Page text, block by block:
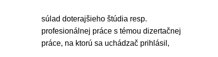
súlad doterajšieho štúdia resp.
profesionálnej práce s témou dizertačnej
práce, na ktorú sa uchádzač prihlásil,